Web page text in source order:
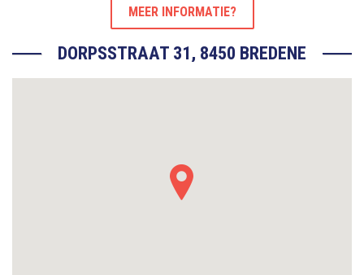
MEER INFORMATIE?
DORPSSTRAAT 31, 8450 BREDENE